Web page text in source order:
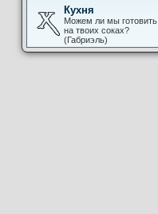
Кухня
Можем ли мы готовить
на твоих соках?
(Габриэль)